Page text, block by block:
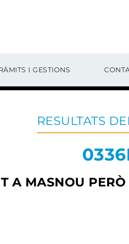
I GESTIONS
RESULTATS
A MASNOU